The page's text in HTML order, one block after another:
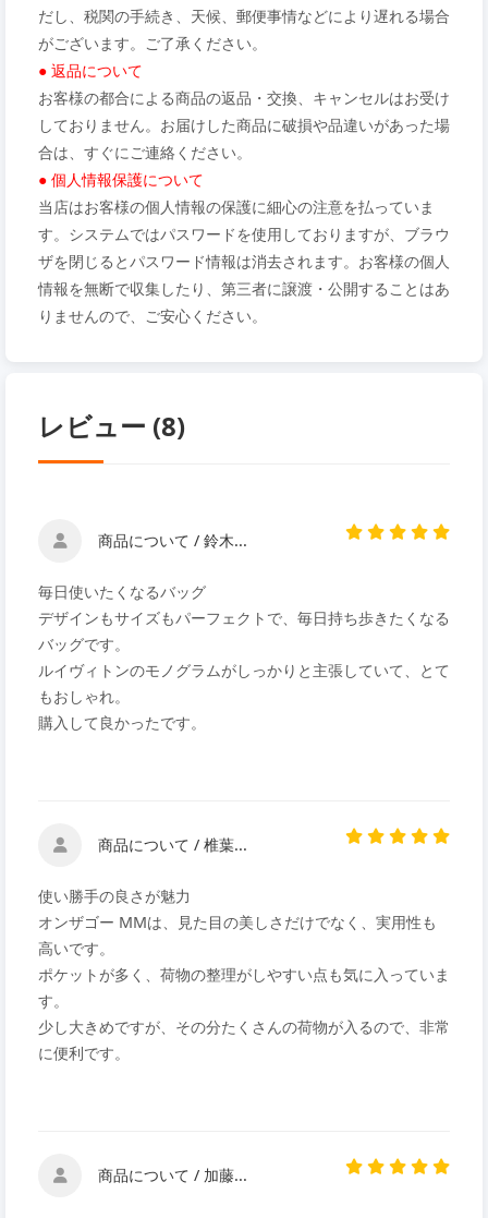
だし、税関の手続き、天候、郵便事情などにより遅れる場合
がございます。ご了承ください。
● 返品について
お客様の都合による商品の返品・交換、キャンセルはお受け
しておりません。お届けした商品に破損や品違いがあった場
合は、すぐにご連絡ください。
● 個人情報保護について
当店はお客様の個人情報の保護に細心の注意を払っていま
す。システムではパスワードを使用しておりますが、ブラウ
ザを閉じるとパスワード情報は消去されます。お客様の個人
情報を無断で収集したり、第三者に譲渡・公開することはあ
りませんので、ご安心ください。
レビュー (8)
商品について / 鈴木...
毎日使いたくなるバッグ
デザインもサイズもパーフェクトで、毎日持ち歩きたくなる
バッグです。
ルイヴィトンのモノグラムがしっかりと主張していて、とて
もおしゃれ。
購入して良かったです。
商品について / 椎葉...
使い勝手の良さが魅力
オンザゴー MMは、見た目の美しさだけでなく、実用性も
高いです。
ポケットが多く、荷物の整理がしやすい点も気に入っていま
す。
少し大きめですが、その分たくさんの荷物が入るので、非常
に便利です。
商品について / 加藤...